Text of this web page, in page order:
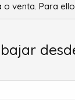
venta. Para